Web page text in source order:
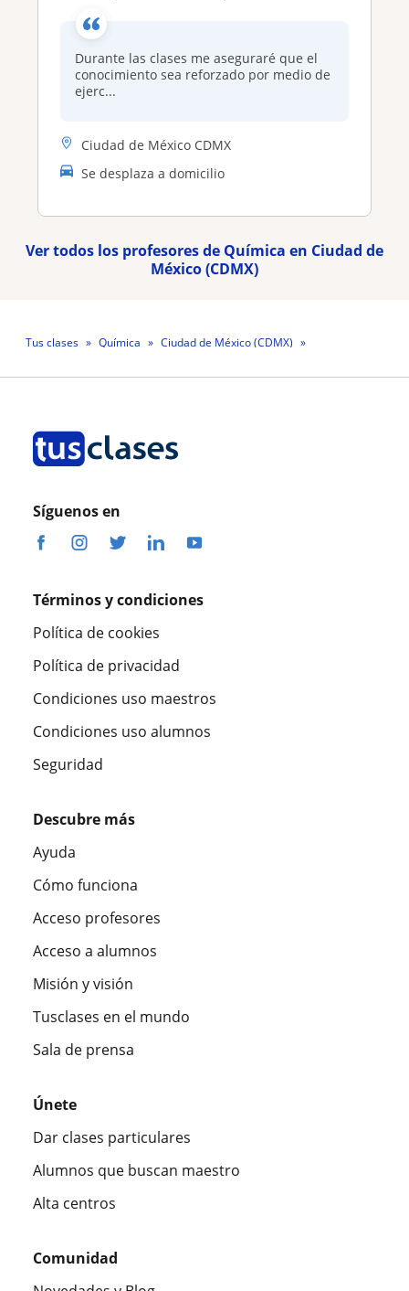
Durante las clases me aseguraré que el
conocimiento sea reforzado por medio de
ejerc...
Ciudad de México CDMX
Se desplaza a domicilio
Ver todos los profesores de Química en Ciudad de
México (CDMX)
Tus clases Química
Ciudad de México (CDMX)
Síguenos en
Términos y condiciones
Política de cookies
Política de privacidad
Condiciones uso maestros
Condiciones uso alumnos
Seguridad
Descubre más
Ayuda
Cómo funciona
Acceso profesores
Acceso a alumnos
Misión y visión
Tusclases en el mundo
Sala de prensa
Únete
Dar clases particulares
Alumnos que buscan maestro
Alta centros
Comunidad